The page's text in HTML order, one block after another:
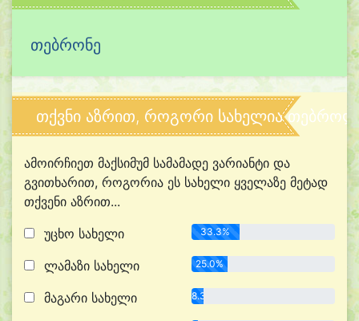
თებრონე
თქვნი აზრით, როგორი სახელია
ამოირჩიეთ მაქსიმუმ სამამადე ვარიანტი და
გვითხარით, როგორია ეს სახელი ყველაზე მეტად
თქვენი აზრით...
უცხო სახელი
33.3%
ლამაზი სახელი 25.0%
მაგარი სახელი 8.3%